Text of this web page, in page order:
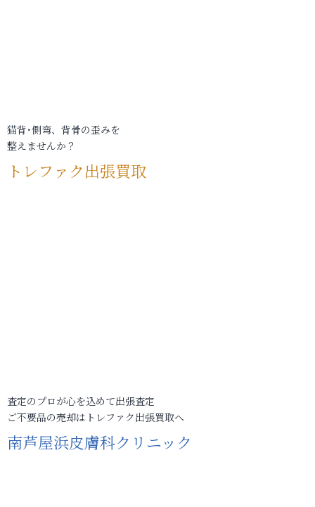
猫背･側弯、背骨の歪みを
整えませんか？
トレファク出張買取
査定のプロが心を込めて出張査定
ご不要品の売却はトレファク出張買取へ
南芦屋浜皮膚科クリニック